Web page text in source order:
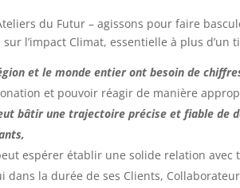
du Futur – agissons pour faire
l’impact Climat, essentielle à plus d’un
et le monde entier ont besoin de
et pouvoir réagir de manière
bâtir une trajectoire précise et fiable de
espérer établir une solide relation avec
dans la durée de ses Clients,